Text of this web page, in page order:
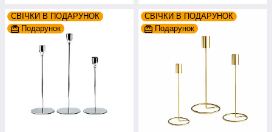
СВІЧКИ В ПОДАРУНОК
Подарунок
СВІЧКИ В ПОДАРУНОК
Подарунок